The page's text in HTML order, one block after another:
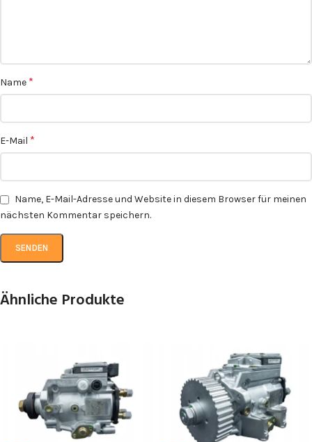
Name *
E-Mail *
Name, E-Mail-Adresse und Website in diesem Browser für meinen
nächsten Kommentar speichern.
Ähnliche Produkte